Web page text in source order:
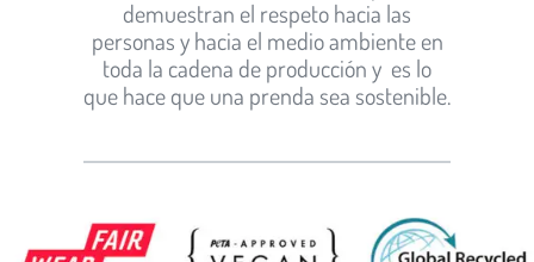
demuestran el respeto hacia las
personas y hacia el medio ambiente en
toda la cadena de producción y es lo
que hace que una prenda sea sostenible.